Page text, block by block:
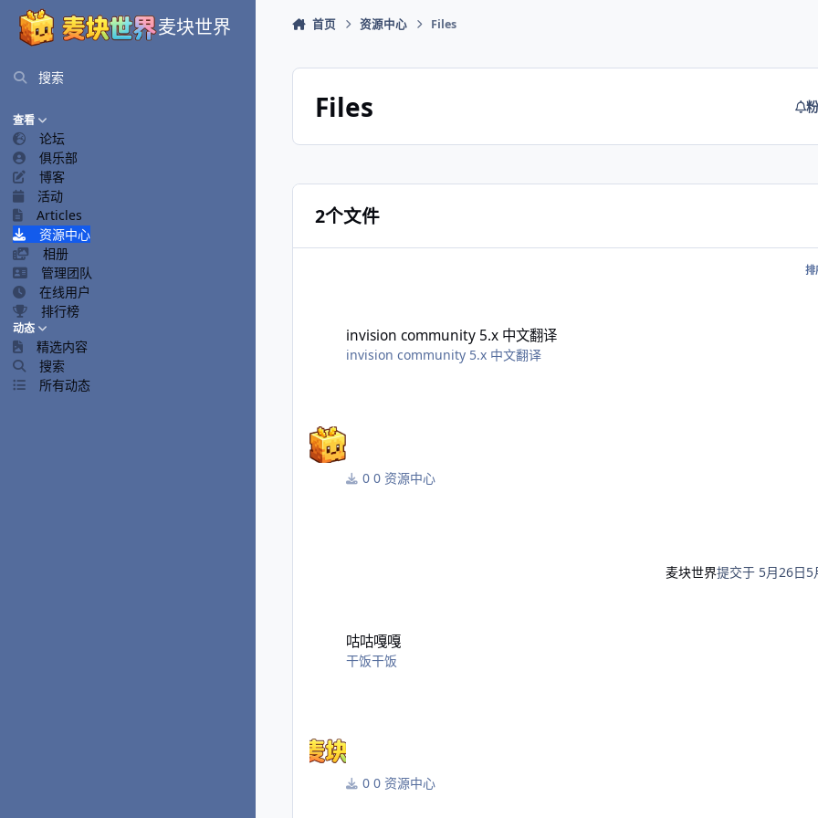
跳转到帖子
麦块世界
搜索
查看
论坛
俱乐部
博客
活动
Articles
资源中心
相册
管理团队
在线用户
排行榜
动态
精选内容
搜索
所有动态
首页 资源中心 Files
Files
2个文件
排
invision community 5.x 中文翻译
invision community 5.x 中文翻译
0 资源中心
麦块世界提交于 5月26日5
咕咕嘎嘎
干饭干饭
0 资源中心